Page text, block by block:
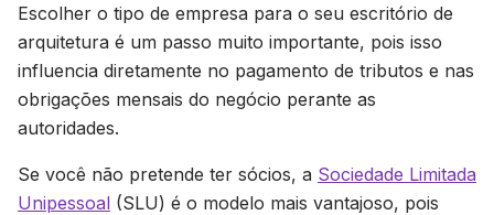
Escolher o tipo de empresa para o seu escritório de
arquitetura é um passo muito importante, pois isso
influencia diretamente no pagamento de tributos e nas
obrigações mensais do negócio perante as
autoridades.
Se você não pretende ter sócios, a Sociedade Limitada
Unipessoal (SLU) é o modelo mais vantajoso, pois